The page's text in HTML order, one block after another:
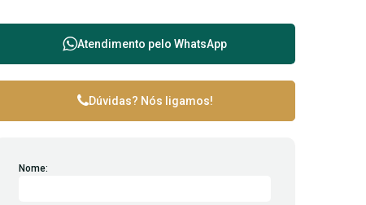
Atendimento pelo WhatsApp
Dúvidas? Nós ligamos!
Nome: